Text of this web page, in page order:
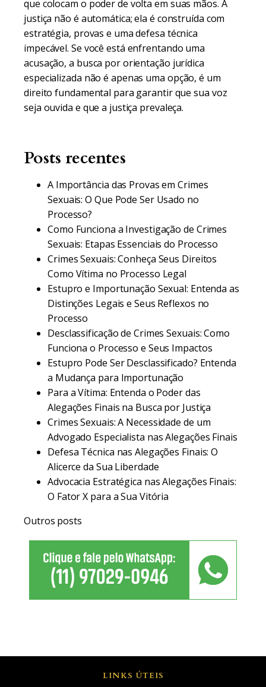
que colocam o poder de volta em suas mãos. A
justiça não é automática; ela é construída com
estratégia, provas e uma defesa técnica
impecável. Se você está enfrentando uma
acusação, a busca por orientação jurídica
especializada não é apenas uma opção, é um
direito fundamental para garantir que sua voz
seja ouvida e que a justiça prevaleça.
Posts recentes
A Importância das Provas em Crimes
Sexuais: O Que Pode Ser Usado no
Processo?
Como Funciona a Investigação de Crimes
Sexuais: Etapas Essenciais do Processo
Crimes Sexuais: Conheça Seus Direitos
Como Vítima no Processo Legal
Estupro e Importunação Sexual: Entenda as
Distinções Legais e Seus Reflexos no
Processo
Desclassificação de Crimes Sexuais: Como
Funciona o Processo e Seus Impactos
Estupro Pode Ser Desclassificado? Entenda
a Mudança para Importunação
Para a Vítima: Entenda o Poder das
Alegações Finais na Busca por Justiça
Crimes Sexuais: A Necessidade de um
Advogado Especialista nas Alegações Finais
Defesa Técnica nas Alegações Finais: O
Alicerce da Sua Liberdade
Advocacia Estratégica nas Alegações Finais:
O Fator X para a Sua Vitória
Outros posts
LINKS ÚTEIS